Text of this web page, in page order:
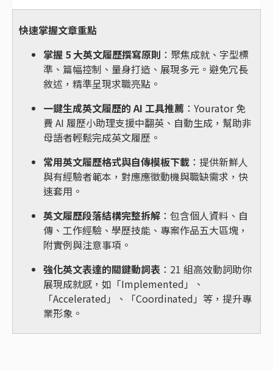
快速掌握文章重點
掌握 5 大英文履歷撰寫原則 ：聚焦成就、字型標
準、篇幅控制、量身打造、展現多元。避免冗長
敘述，精準呈現求職亮點。
一鍵生成英文履歷的 AI 工具推薦 ：Yourator 免
費 AI 履歷小助理支援中翻英、自動生成，幫助非
母語者輕鬆完成英文履歷。
常用英文履歷格式與自傳模板下載 ：提供新鮮人
與有經驗者範本，對應應徵動機與職缺需求，快
速套用。
英文履歷段落結構完整拆解 ：包含個人資料、自
傳、工作經驗、學歷技能、專案作品五大區塊，
附實例與注意事項。
強化英文表達的關鍵動詞表 ：21 組高效動詞助你
展現成就感，如「Implemented」、
「Accelerated」、「Coordinated」等，提升專
業形象。